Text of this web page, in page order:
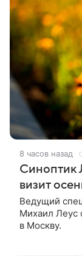
8 часов назад
Синоптик
визит
Ведущий
Михаил Леус
в Москву.